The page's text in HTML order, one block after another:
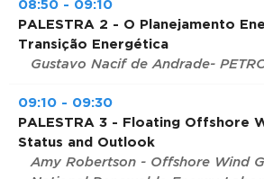
08:50 - 09:10
PALESTRA 2 - O Planejamento
Transição Energética
Gustavo Nacif de Andrade-
09:10 - 09:30
PALESTRA 3 - Floating Offshore
Status and Outlook
Amy Robertson - Offshore Wind